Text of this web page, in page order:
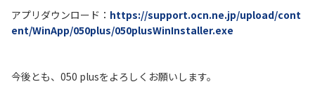
NTTドコモビジネスのお客さ
まはこちら
工事・故障情報通知
サービス
OCN サービス一覧
アプリダウンロード： https://support.ocn.ne.jp/upload/cont
ent/WinApp/050plus/050plusWinInstaller.exe
今後とも、050 plusをよろしくお願いします。